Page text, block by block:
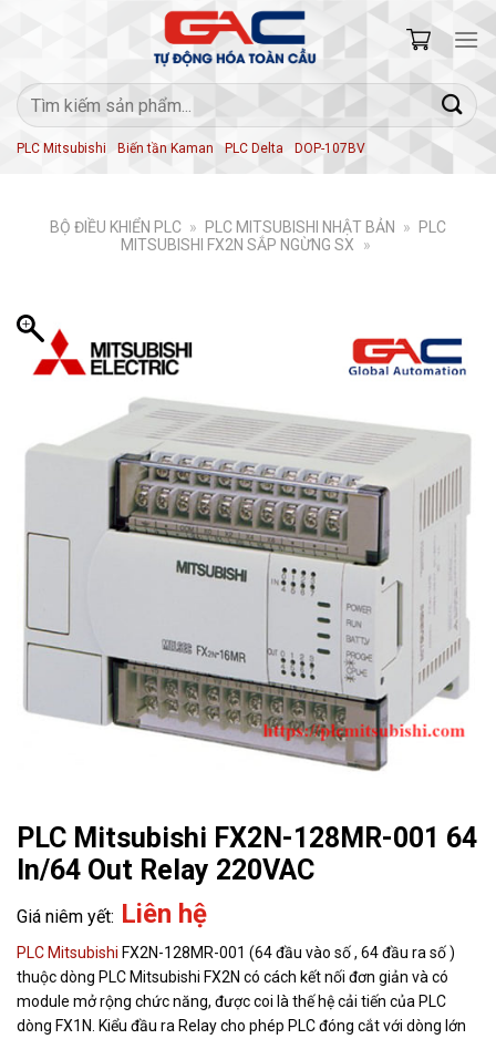
Tìm
kiếm:
PLC Mitsubishi Biến tần Kaman PLC Delta DOP-107BV
BỘ ĐIỀU KHIỂN PLC » PLC MITSUBISHI NHẬT BẢN »
PLC
MITSUBISHI FX2N SẮP NGỪNG SX
»
PLC Mitsubishi FX2N-128MR-001 64
In/64 Out Relay 220VAC
Liên hệ
PLC Mitsubishi FX2N-128MR-001 (64 đầu vào số , 64 đầu ra số )
thuộc dòng PLC Mitsubishi FX2N có cách kết nối đơn giản và có
module mở rộng chức năng, được coi là thế hệ cải tiến của PLC
dòng FX1N. Kiểu đầu ra Relay cho phép PLC đóng cắt với dòng lớn